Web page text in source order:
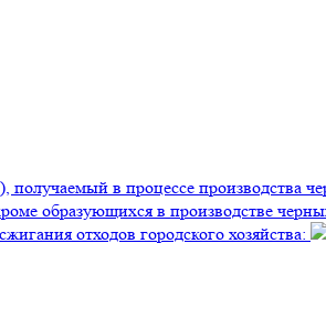
в процессе производства
образующихся в производстве
отходов городского хозяйства: